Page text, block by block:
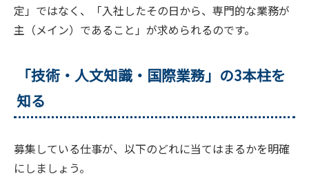
定」ではなく、「入社したその日から、専門的な業務が
主（メイン）であること」が求められるのです。
「技術・人文知識・国際業務」の3本柱を
知る
募集している仕事が、以下のどれに当てはまるかを明確
にしましょう。